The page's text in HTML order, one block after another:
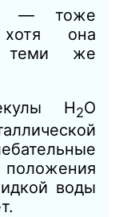
— тоже
она
теми же
Н2О
воды